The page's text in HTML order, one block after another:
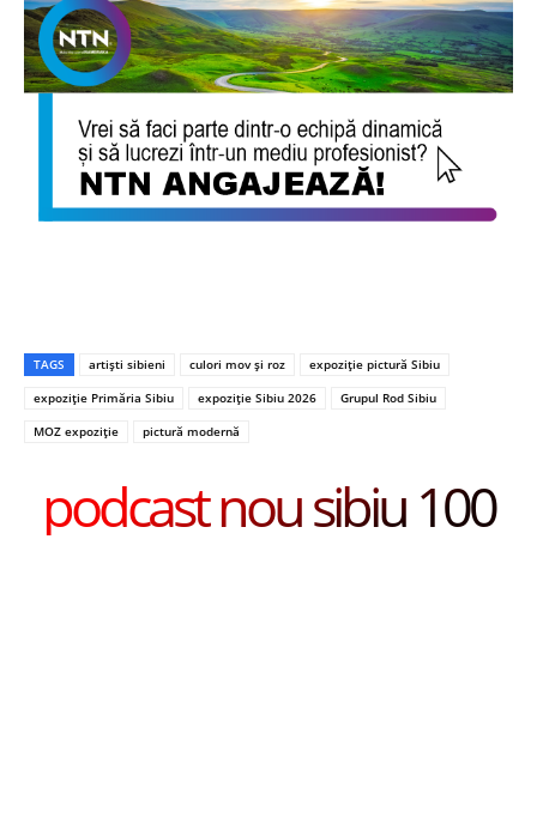
TAGS artiști sibieni culori mov și roz
expoziție pictură Sibiu
expoziție Primăria Sibiu
expoziție Sibiu 2026
Grupul Rod Sibiu
MOZ expoziție
pictură modernă
podcast nou sibiu 100